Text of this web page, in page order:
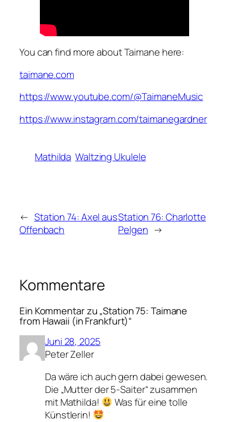
You can find more about Taimane here:
taimane.com
https://www.youtube.com/@TaimaneMusic
https://www.instagram.com/taimanegardner
Mathilda Waltzing Ukulele
← Station 74: Axel aus
Offenbach
Station 76: Charlotte
Pelgen →
Kommentare
Ein Kommentar zu „Station 75: Taimane
from Hawaii (in Frankfurt)“
Juni 28, 2025
Peter Zeller
Da wäre ich auch gern dabei gewesen.
Die „Mutter der 5-Saiter“ zusammen
mit Mathilda!
Was für eine tolle
Künstlerin!